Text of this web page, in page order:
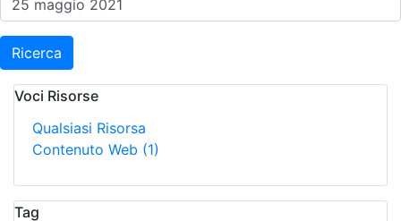
Ricerca
Voci Risorse
Qualsiasi Risorsa
Contenuto Web (1)
Tag